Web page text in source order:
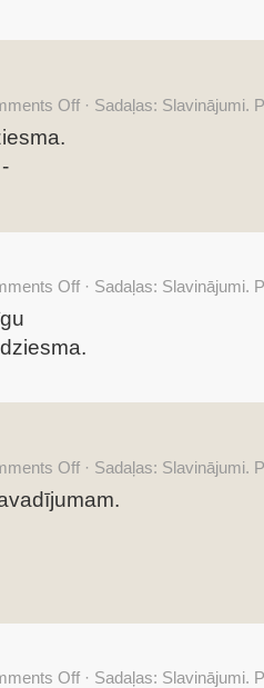
Off · Sadaļas: Slavinājumi.
Off · Sadaļas: Slavinājumi.
Off · Sadaļas: Slavinājumi.
Off · Sadaļas: Slavinājumi.